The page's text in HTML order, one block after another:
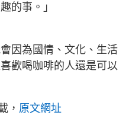
的事。」
因為國情、文化、生活
歡喝咖啡的人還是可以
， 原文網址